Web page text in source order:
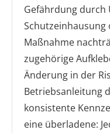
Gefährdung
Maßnahme
zugehörige
Änderung in der
Betriebsanleitung
konsistente
eine überladene: